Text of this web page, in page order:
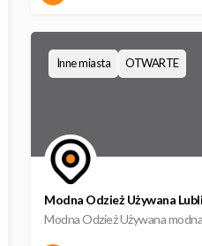
Modna Odzież Używana
Modna Odzież Używana
Inne miasta OTWARTE